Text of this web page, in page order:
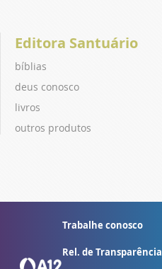
Editora Santuário
bíblias
deus conosco
livros
outros produtos
Trabalhe conosco
Rel. de Transparência